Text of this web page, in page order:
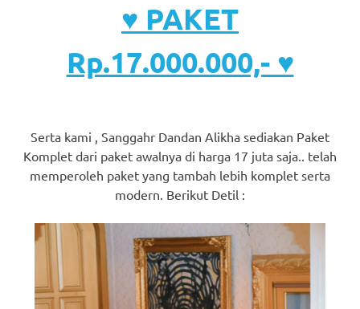
♥ PAKET
Rp.17.000.000,- ♥
Serta kami , Sanggahr Dandan Alikha sediakan Paket
Komplet dari paket awalnya di harga 17 juta saja.. telah
memperoleh paket yang tambah lebih komplet serta
modern. Berikut Detil :